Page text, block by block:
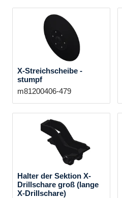
X-Streichscheibe -
stumpf
m81200406-479
Halter der Sektion X-
Drillschare groß (lange
X-Drillschare)